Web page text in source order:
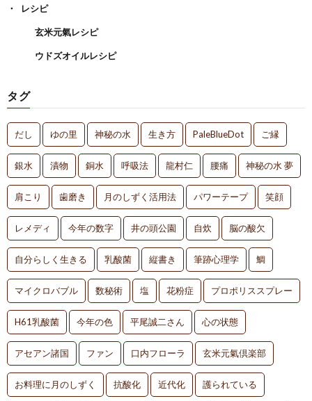
レシピ
玄米元氣レシピ
ウドズオイルレシピ
タグ
だし ゆの里 神秘の水 生き方 PaleBlueDot ご縁
銀水 漬物 銅水 呼吸法 龍村仁 腰痛 神秘の水 夢
肩こり 歯磨き 月のしずく活用法 パワーテープ 笑顔
レメディ 今年の数字 井の頭公園 自炊 脳の酸欠
自分らしく生きる 乳酸菌 縦書き 筆跡心理学 鯛
マイクロバブル 数秘術 塩 花粉症 プロポリススプレー
H61乳酸菌 今年の色 平尾誠二さん 心の状態
アセアン諸国 ファン 口内フローラ 玄米元氣倶楽部
お料理に月のしずく 抗酸化 近代化 護られている